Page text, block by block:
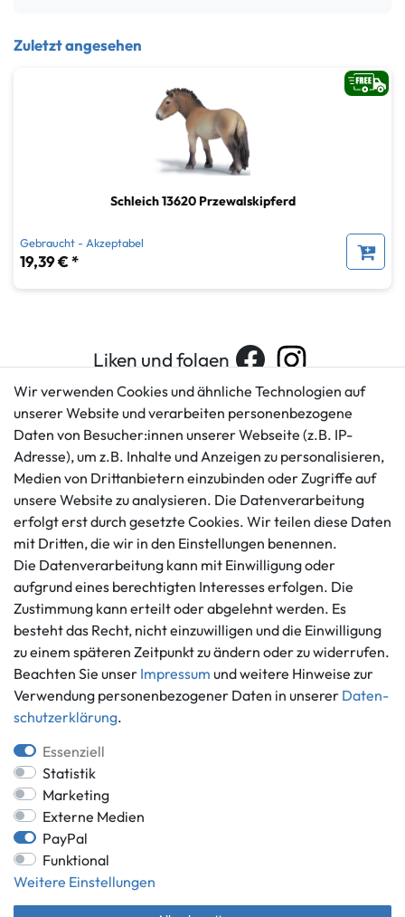
Zuletzt angesehen
Schleich 13620 Przewalskipferd
Gebraucht - Akzeptabel
19,39 € *
Liken und folgen
Kundenservice
+49 421 596586
info@gameworld.de
Kontaktformular
Rechtliches
AGB
Impressum
Datenschutzerklärung
Widerrufs­recht
Vertrag widerrufen
Informationen
Über uns
Häufig gestellte Fragen
Zahlung und Versand
Zahlungsmöglichkeiten
*Alle Preise inkl. gesetzlicher MwSt.,
** gilt für Lieferungen innerhalb Deutschlands, Lieferzeiten für andere
Wir verwenden Cookies und ähnliche Technologien auf
unserer Website und verarbeiten personenbezogene
Daten von Besucher:innen unserer Webseite (z.B. IP-
Adresse), um z.B. Inhalte und Anzeigen zu personalisieren,
Medien von Drittanbietern einzubinden oder Zugriffe auf
unsere Website zu analysieren. Die Datenverarbeitung
erfolgt erst durch gesetzte Cookies. Wir teilen diese Daten
mit Dritten, die wir in den Einstellungen benennen.
Die Datenverarbeitung kann mit Einwilligung oder
aufgrund eines berechtigten Interesses erfolgen. Die
Zustimmung kann erteilt oder abgelehnt werden. Es
besteht das Recht, nicht einzuwilligen und die Einwilligung
zu einem späteren Zeitpunkt zu ändern oder zu widerrufen.
Beachten Sie unser Impressum und weitere Hinweise zur
Verwendung personenbezogener Daten in unserer Daten­
schutz­erklärung.
Essenziell
Statistik
Marketing
Externe Medien
PayPal
Funktional
Weitere Einstellungen